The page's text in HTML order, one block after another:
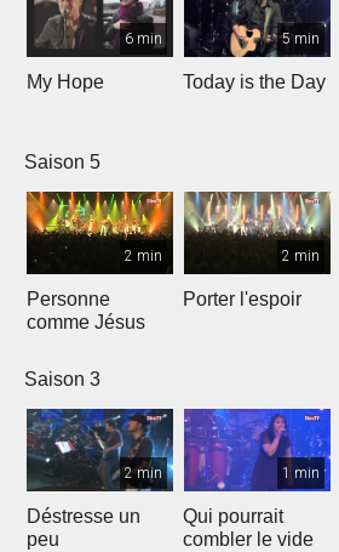
6 min
My Hope
5 min
Today is the Day
Saison 5
2 min
Personne
comme Jésus
2 min
Porter l'espoir
Saison 3
2 min
Déstresse un
peu
1 min
Qui pourrait
combler le vide